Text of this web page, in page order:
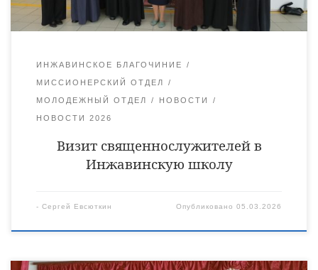
Встречи со священниками помогают ученикам глубже понять
основы православной […]
ИНЖАВИНСКОЕ БЛАГОЧИНИЕ
МИССИОНЕРСКИЙ ОТДЕЛ
МОЛОДЕЖНЫЙ ОТДЕЛ НОВОСТИ
НОВОСТИ 2026
Визит священнослужителей в
Инжавинскую школу
- Сергей Евсюткин Опубликовано05.03.2026